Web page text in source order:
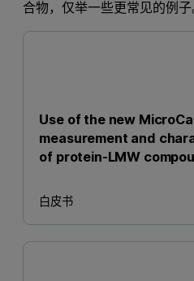
合物，仅举一些更常见的例子
Use of the new
measurement and
of protein-LMW
白皮书